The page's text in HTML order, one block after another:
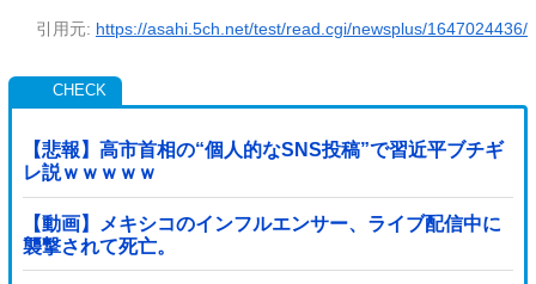
引用元: https://asahi.5ch.net/test/read.cgi/newsplus/1647024436/
【悲報】高市首相の“個人的なSNS投稿”で習近平ブチギ
レ説ｗｗｗｗｗ
【動画】メキシコのインフルエンサー、ライブ配信中に
襲撃されて死亡。